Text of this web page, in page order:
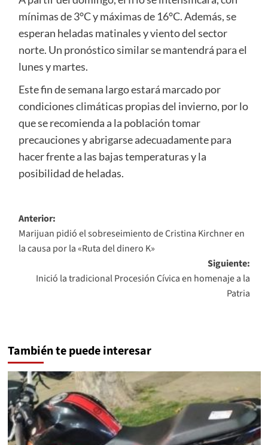
mínimas de 3°C y máximas de 16°C. Además, se
esperan heladas matinales y viento del sector
norte. Un pronóstico similar se mantendrá para el
lunes y martes.
Este fin de semana largo estará marcado por
condiciones climáticas propias del invierno, por lo
que se recomienda a la población tomar
precauciones y abrigarse adecuadamente para
hacer frente a las bajas temperaturas y la
posibilidad de heladas.
Navegación
de
entradas
Anterior:
Marijuan pidió el sobreseimiento de Cristina Kirchner en
la causa por la «Ruta del dinero K»
Siguiente:
Inició la tradicional Procesión Cívica en homenaje a la
Patria
También te puede interesar